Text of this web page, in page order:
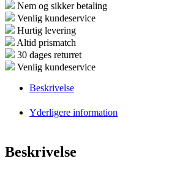
Nem og sikker betaling
Venlig kundeservice
Hurtig levering
Altid prismatch
30 dages returret
Venlig kundeservice
Beskrivelse
Yderligere information
Beskrivelse